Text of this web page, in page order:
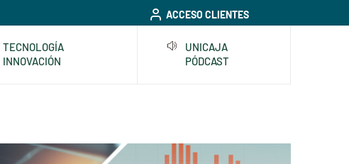
ACCESO CLIENTES
TECNOLOGÍA
INNOVACIÓN
UNICAJA
PÓDCAST